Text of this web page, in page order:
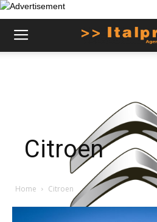
Citroen
Home Citroen